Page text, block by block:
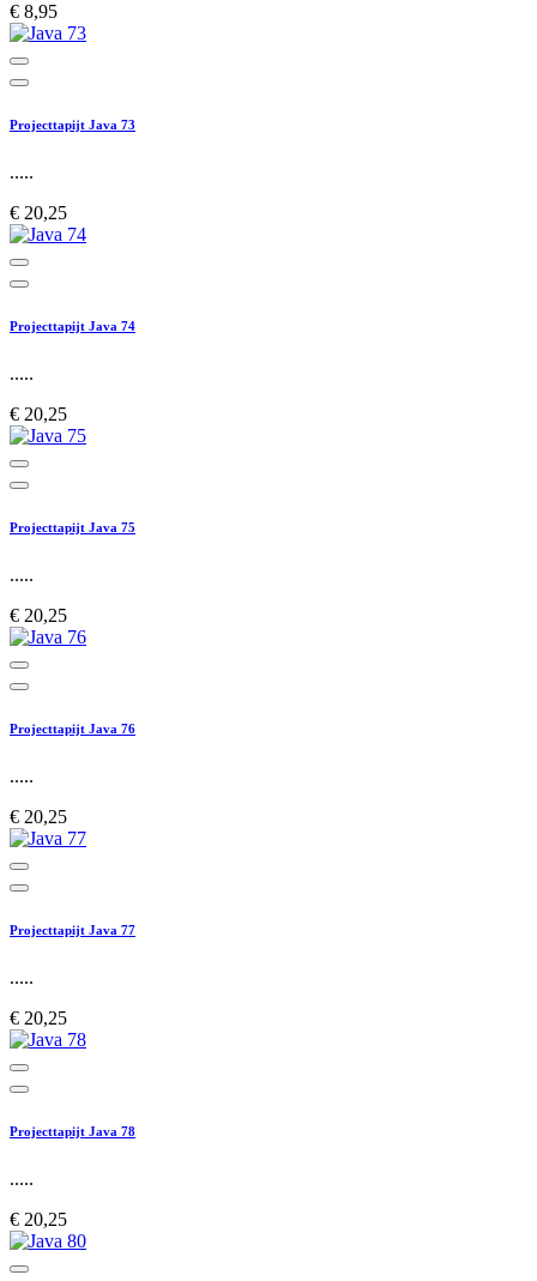
€ 8,95
Projecttapijt Java 73
.....
€ 20,25
Projecttapijt Java 74
.....
€ 20,25
Projecttapijt Java 75
.....
€ 20,25
Projecttapijt Java 76
.....
€ 20,25
Projecttapijt Java 77
.....
€ 20,25
Projecttapijt Java 78
.....
€ 20,25